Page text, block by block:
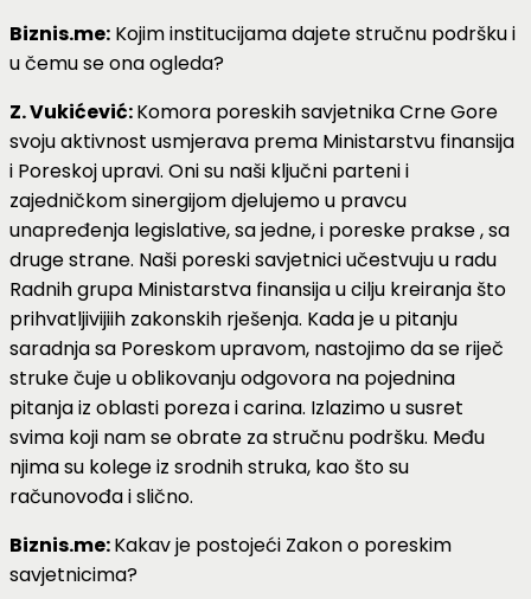
Biznis.me: Kojim institucijama dajete stručnu podršku i
u čemu se ona ogleda?
Z. Vukićević:Komora poreskih savjetnika Crne Gore
svoju aktivnost usmjerava prema Ministarstvu finansija
i Poreskoj upravi. Oni su naši ključni parteni i
zajedničkom sinergijom djelujemo u pravcu
unapređenja legislative, sa jedne, i poreske prakse , sa
druge strane. Naši poreski savjetnici učestvuju u radu
Radnih grupa Ministarstva finansija u cilju kreiranja što
prihvatljivijiih zakonskih rješenja. Kada je u pitanju
saradnja sa Poreskom upravom, nastojimo da se riječ
struke čuje u oblikovanju odgovora na pojednina
pitanja iz oblasti poreza i carina. Izlazimo u susret
svima koji nam se obrate za stručnu podršku. Među
njima su kolege iz srodnih struka, kao što su
računovođa i slično.
Biznis.me:Kakav je postojeći Zakon o poreskim
savjetnicima?